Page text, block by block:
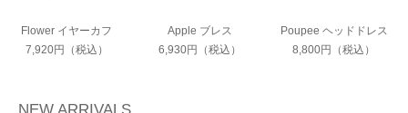
Flower イヤーカフ
7,920円（税込）
Apple ブレス
6,930円（税込）
Poupee ヘッドドレス
8,800円（税込）